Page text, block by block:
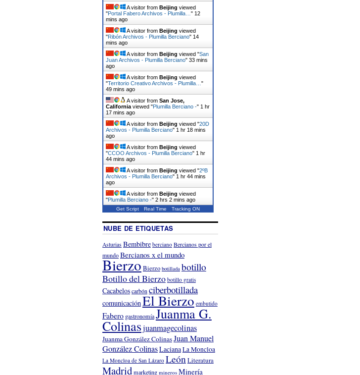
A visitor from Beijing viewed
"Portal Fabero Archivos - Plumilla… " 12
mins ago
A visitor from Beijing viewed
"Ribón Archivos - Plumilla Berciano" 14
mins ago
A visitor from Beijing viewed "San
Juan Archivos - Plumilla Berciano" 33 mins
ago
A visitor from Beijing viewed
"Territorio Creativo Archivos - Plumilla… "
49 mins ago
A visitor from San Jose,
Californiaviewed "Plumilla Berciano -" 1 hr
18 mins ago
A visitor from Beijing viewed "20D
Archivos - Plumilla Berciano" 1 hr 18 mins
ago
A visitor from Beijing viewed
"CCOO Archivos - Plumilla Berciano" 1 hr
44 mins ago
A visitor from Beijing viewed "2ºB
Archivos - Plumilla Berciano" 1 hr 44 mins
ago
A visitor from Beijing viewed
"Plumilla Berciano -" 2 hrs 2 mins ago
Get Script Real Time Tracking ON
NUBE DE ETIQUETAS
Asturias Bembibre berciano Bercianos por el
mundoBercianos x el mundo
BierzoBierzo botillada botillo
Botillo del Bierzo botillo gratis
Cacabeloscarbón ciberbotillada
comunicaciónEl Bierzo embutido
Fabero gastronomíaJuanma G.
Colinasjuanmagecolinas
Juanma González ColinasJuan Manuel
González ColinasLacianaLa Moncloa
La Moncloa de San Lázaro LeónLiteratura
Madridmarketing mineros Minería